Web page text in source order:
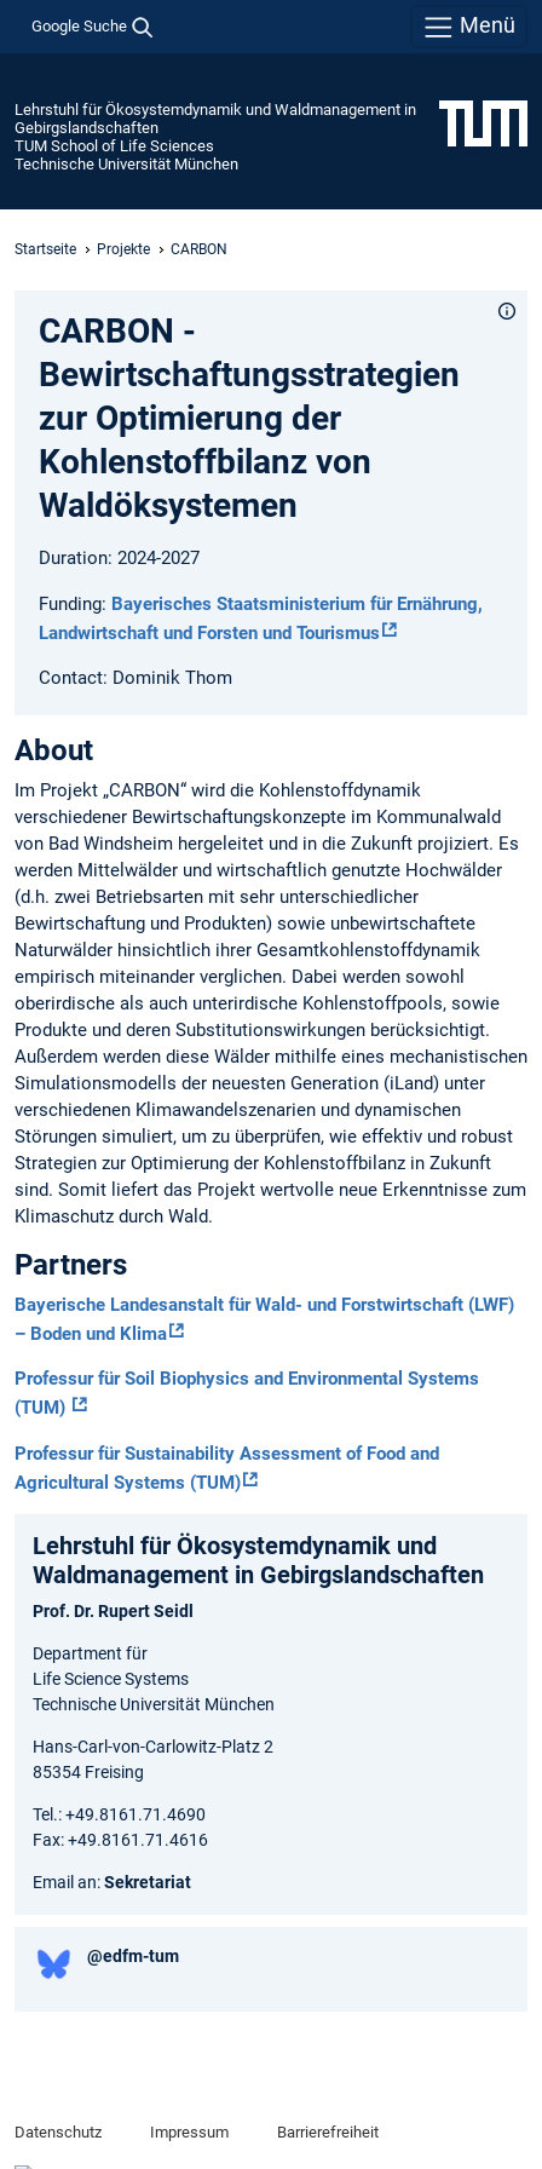
Google Suche Menü
Lehrstuhl für Ökosystemdynamik und Waldmanagement in
Gebirgslandschaften
TUM School of Life Sciences
Technische Universität München
Startseite Projekte CARBON
CARBON -
Bewirtschaftungsstrategien
zur Optimierung der
Kohlenstoffbilanz von
Waldöksystemen
Duration: 2024-2027
Funding: Bayerisches Staatsministerium für Ernährung,
Landwirtschaft und Forsten und Tourismus
Contact: Dominik Thom
About
Im Projekt „CARBON“ wird die Kohlenstoffdynamik
verschiedener Bewirtschaftungskonzepte im Kommunalwald
von Bad Windsheim hergeleitet und in die Zukunft projiziert. Es
werden Mittelwälder und wirtschaftlich genutzte Hochwälder
(d.h. zwei Betriebsarten mit sehr unterschiedlicher
Bewirtschaftung und Produkten) sowie unbewirtschaftete
Naturwälder hinsichtlich ihrer Gesamtkohlenstoffdynamik
empirisch miteinander verglichen. Dabei werden sowohl
oberirdische als auch unterirdische Kohlenstoffpools, sowie
Produkte und deren Substitutionswirkungen berücksichtigt.
Außerdem werden diese Wälder mithilfe eines mechanistischen
Simulationsmodells der neuesten Generation (iLand) unter
verschiedenen Klimawandelszenarien und dynamischen
Störungen simuliert, um zu überprüfen, wie effektiv und robust
Strategien zur Optimierung der Kohlenstoffbilanz in Zukunft
sind. Somit liefert das Projekt wertvolle neue Erkenntnisse zum
Klimaschutz durch Wald.
Partners
Bayerische Landesanstalt für Wald- und Forstwirtschaft (LWF)
– Boden und Klima
Professur für Soil Biophysics and Environmental Systems
(TUM)
Professur für Sustainability Assessment of Food and
Agricultural Systems (TUM)
Lehrstuhl für Ökosystem­dynamik und
Waldmanagement in Gebirgs­landschaften
Prof. Dr. Rupert Seidl
Department für
Life Science Systems
Technische Universität München
Hans-Carl-von-Carlowitz-Platz 2
85354 Freising
Tel.: +49.8161.71.4690
Fax: +49.8161.71.4616
Email an:Sekretariat
@edfm-tum
Datenschutz Impressum Barrierefreiheit